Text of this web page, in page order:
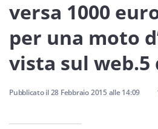
Servizi
versa 1000
per una moto
vista sul
Pubblicato il28 Febbraio 2015alle14:09